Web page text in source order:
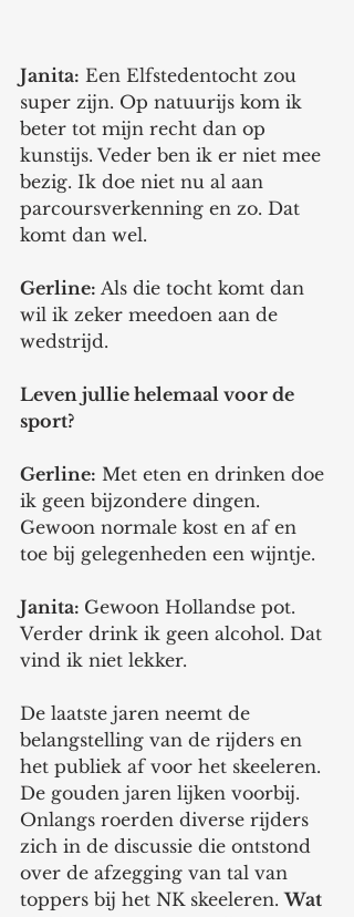
Janita: Een Elfstedentocht zou
super zijn. Op natuurijs kom ik
beter tot mijn recht dan op
kunstijs. Veder ben ik er niet mee
bezig. Ik doe niet nu al aan
parcoursverkenning en zo. Dat
komt dan wel.
Gerline: Als die tocht komt dan
wil ik zeker meedoen aan de
wedstrijd.
Leven jullie helemaal voor de
sport?
Gerline: Met eten en drinken doe
ik geen bijzondere dingen.
Gewoon normale kost en af en
toe bij gelegenheden een wijntje.
Janita: Gewoon Hollandse pot.
Verder drink ik geen alcohol. Dat
vind ik niet lekker.
De laatste jaren neemt de
belangstelling van de rijders en
het publiek af voor het skeeleren.
De gouden jaren lijken voorbij.
Onlangs roerden diverse rijders
zich in de discussie die ontstond
over de afzegging van tal van
toppers bij het NK skeeleren. Wat